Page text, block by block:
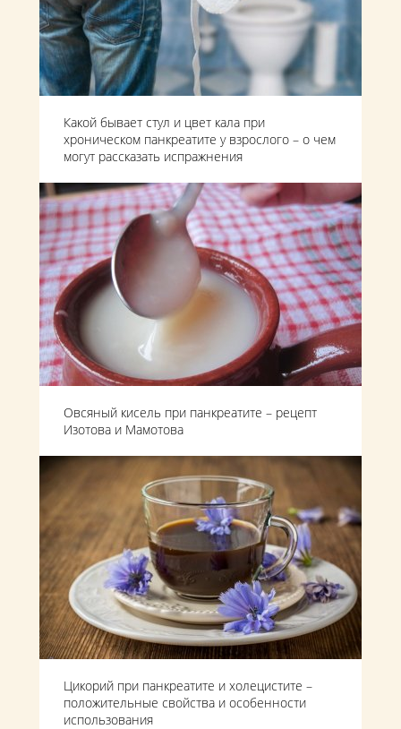
Какой бывает стул и цвет кала при
хроническом панкреатите у взрослого – о чем
могут рассказать испражнения
Овсяный кисель при панкреатите – рецепт
Изотова и Мамотова
Цикорий при панкреатите и холецистите –
положительные свойства и особенности
использования